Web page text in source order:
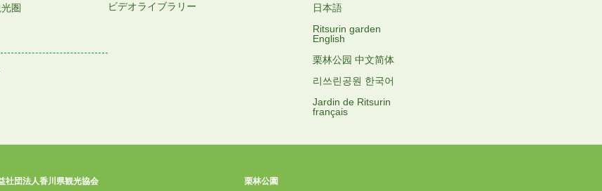
圏
ビデオライブラリー
日本語
Ritsurin garden
English
栗林公园 中文简体
리쓰린공원 한국어
Jardin de Ritsurin
français
社団法人香川県観光協会 栗林公園